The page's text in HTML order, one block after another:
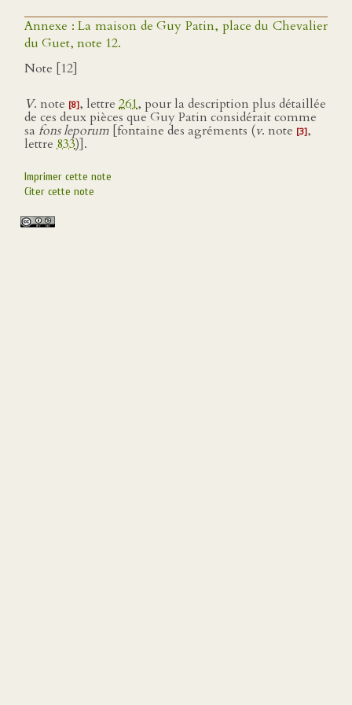
Annexe : La maison de Guy Patin, place du Chevalier
du Guet, note 12.
Note [12]
V. note [8], lettre 261, pour la description plus détaillée
de ces deux pièces que Guy Patin considérait comme
sa fons leporum [fontaine des agréments (v. note [3],
lettre 833)].
Imprimer cette note
Citer cette note